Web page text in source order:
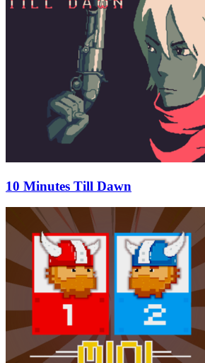
10 Minutes Till Dawn